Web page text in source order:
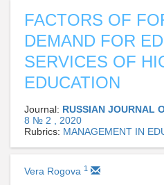
FACTORS OF
DEMAND FOR
SERVICES OF
EDUCATION
Journal: RUSSIAN JOURNAL
8 № 2 , 2020
Rubrics: MANAGEMENT IN
Vera Rogova 1